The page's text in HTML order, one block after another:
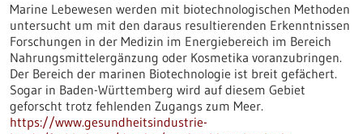
Marine Lebewesen werden mit biotechnologischen Methoden
untersucht um mit den daraus resultierenden Erkenntnissen
Forschungen in der Medizin im Energiebereich im Bereich
Nahrungsmittelergänzung oder Kosmetika voranzubringen.
Der Bereich der marinen Biotechnologie ist breit gefächert.
Sogar in Baden-Württemberg wird auf diesem Gebiet
geforscht trotz fehlenden Zugangs zum Meer.
https://www.gesundheitsindustrie-